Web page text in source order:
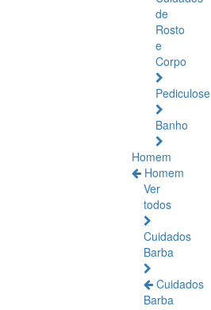
de
Rosto
e
Corpo
Pediculose
Banho
Homem
Homem
Ver
todos
Cuidados
Barba
Cuidados
Barba